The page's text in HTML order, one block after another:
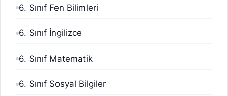
6. Sınıf Fen Bilimleri
6. Sınıf İngilizce
6. Sınıf Matematik
6. Sınıf Sosyal Bilgiler